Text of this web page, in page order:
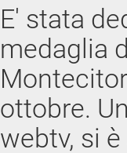
E' stata
medaglia
ottobre.
webtv, si